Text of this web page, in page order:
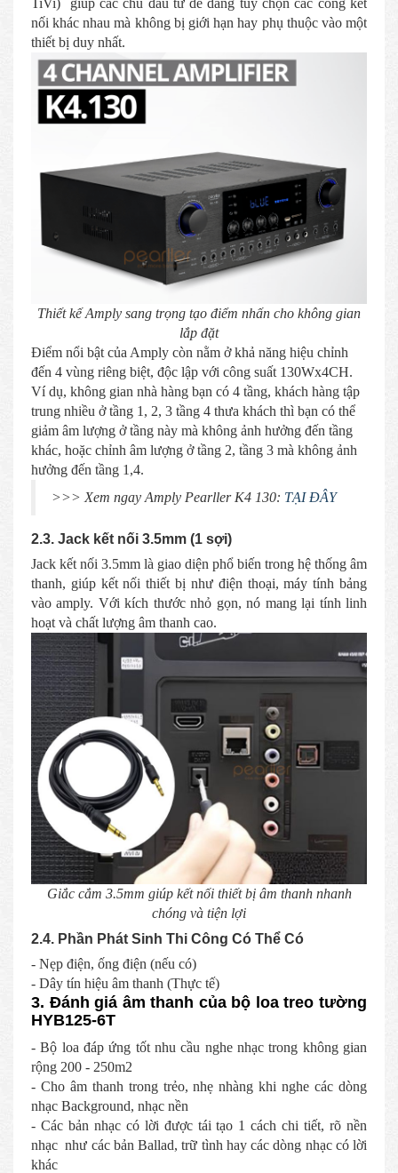
TiVi) giúp các chủ đầu tư dễ dàng tùy chọn các cổng kết
nối khác nhau mà không bị giới hạn hay phụ thuộc vào một
thiết bị duy nhất.
Thiết kế Amply sang trọng tạo điểm nhấn cho không gian
lắp đặt
Điểm nổi bật của Amply còn nằm ở khả năng hiệu chỉnh
đến 4 vùng riêng biệt, độc lập với công suất 130Wx4CH.
Ví dụ, không gian nhà hàng bạn có 4 tầng, khách hàng tập
trung nhiều ở tầng 1, 2, 3 tầng 4 thưa khách thì bạn có thể
giảm âm lượng ở tầng này mà không ảnh hưởng đến tầng
khác, hoặc chỉnh âm lượng ở tầng 2, tầng 3 mà không ảnh
hưởng đến tầng 1,4.
>>> Xem ngay Amply Pearller K4 130: TẠI ĐÂY
2.3. Jack kết nối 3.5mm (1 sợi)
Jack kết nối 3.5mm là giao diện phổ biến trong hệ thống âm
thanh, giúp kết nối thiết bị như điện thoại, máy tính bảng
vào amply. Với kích thước nhỏ gọn, nó mang lại tính linh
hoạt và chất lượng âm thanh cao.
Giắc cắm 3.5mm giúp kết nối thiết bị âm thanh nhanh
chóng và tiện lợi
2.4. Phần Phát Sinh Thi Công Có Thể Có
- Nẹp điện, ống điện (nếu có)
- Dây tín hiệu âm thanh (Thực tế)
3. Đánh giá âm thanh của bộ loa treo tường
HYB125-6T
- Bộ loa đáp ứng tốt nhu cầu nghe nhạc trong không gian
rộng 200 - 250m2
- Cho âm thanh trong trẻo, nhẹ nhàng khi nghe các dòng
nhạc Background, nhạc nền
- Các bản nhạc có lời được tái tạo 1 cách chi tiết, rõ nền
nhạc như các bản Ballad, trữ tình hay các dòng nhạc có lời
khác